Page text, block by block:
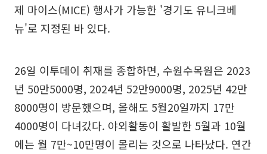
제 마이스(MICE) 행사가 가능한 '경기도 유니크베
뉴'로 지정된 바 있다.
26일 이투데이 취재를 종합하면, 수원수목원은 2023
년 50만5000명, 2024년 52만9000명, 2025년 42만
8000명이 방문했으며, 올해도 5월20일까지 17만
4000명이 다녀갔다. 야외활동이 활발한 5월과 10월
에는 월 7만~10만명이 몰리는 것으로 나타났다. 연간